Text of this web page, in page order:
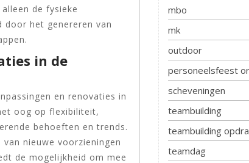
de fysieke
het genereren van
in de
en renovaties in
oog op flexibiliteit,
behoeften en trends.
nieuwe voorzieningen
de mogelijkheid om mee
mbo
mk
outdoor
personeelsfeest
scheveningen
teambuilding
teambuilding
teamdag